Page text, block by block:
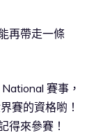
再帶走一條
賽事，
賽的資格喲！
得來參賽！